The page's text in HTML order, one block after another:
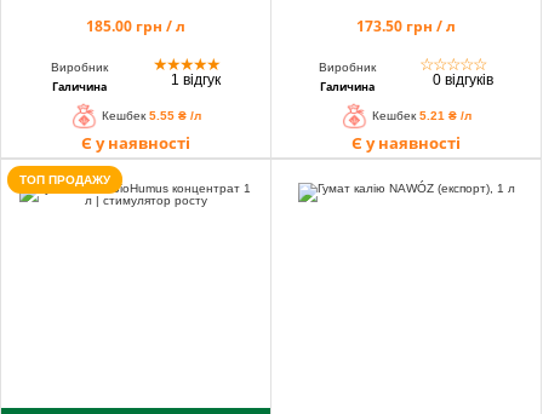
185.00 грн / л
Виробник
Галичина
★★★★★
1 відгук
Кешбек 5.55 ₴ /л
Є у наявності
173.50 грн / л
Виробник
Галичина
☆☆☆☆☆
0 відгуків
Кешбек 5.21 ₴ /л
Є у наявності
ТОП ПРОДАЖУ